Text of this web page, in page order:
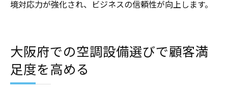
境対応力が強化され、ビジネスの信頼性が向上します。
大阪府での空調設備選びで顧客満
足度を高める